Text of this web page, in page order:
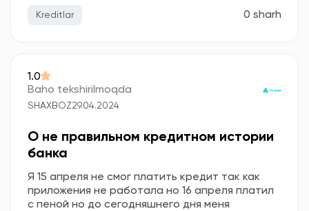
Kreditlar 0 sharh
1.0
Baho tekshirilmoqda
SHAXBOZ29.04.2024
О не правильном кредитном истории
банка
Я 15 апреля не смог платить кредит так как
приложения не работала но 16 апреля платил
с пеной но до сегодняшнего дня меня